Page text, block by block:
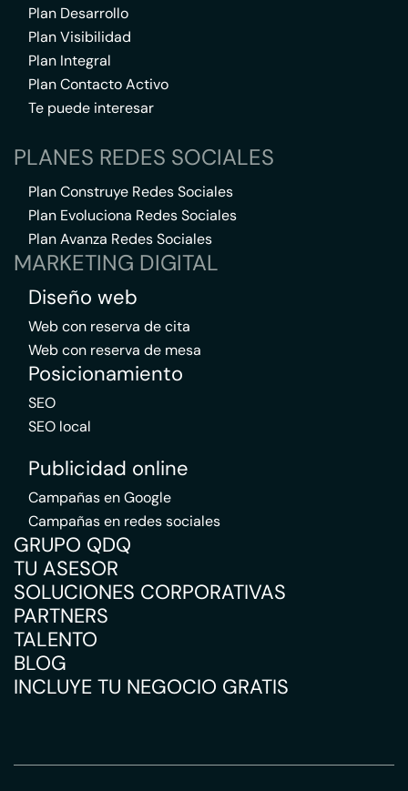
Plan Desarrollo
Plan Visibilidad
Plan Integral
Plan Contacto Activo
Te puede interesar
PLANES REDES SOCIALES
Plan Construye Redes Sociales
Plan Evoluciona Redes Sociales
Plan Avanza Redes Sociales
MARKETING DIGITAL
Diseño web
Web con reserva de cita
Web con reserva de mesa
Posicionamiento
SEO
SEO local
Publicidad online
Campañas en Google
Campañas en redes sociales
GRUPO QDQ
TU ASESOR
SOLUCIONES CORPORATIVAS
PARTNERS
TALENTO
BLOG
INCLUYE TU NEGOCIO GRATIS